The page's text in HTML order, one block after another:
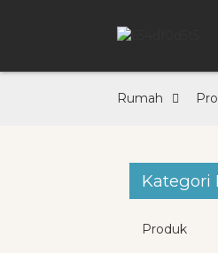
Rumah
Kategori
Produk